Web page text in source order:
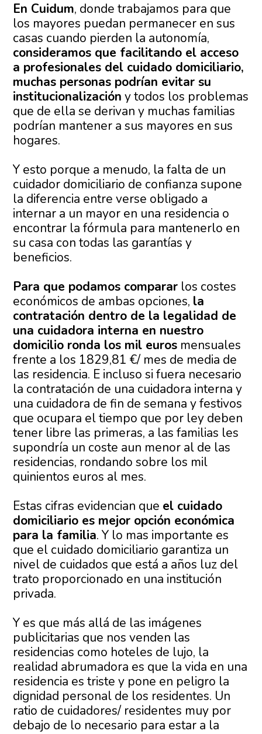
En Cuidum, donde trabajamos para que
los mayores puedan permanecer en sus
casas cuando pierden la autonomía,
consideramos que facilitando el acceso
a profesionales del cuidado domiciliario,
muchas personas podrían evitar su
institucionalización y todos los problemas
que de ella se derivan y muchas familias
podrían mantener a sus mayores en sus
hogares.
Y esto porque a menudo, la falta de un
cuidador domiciliario de confianza supone
la diferencia entre verse obligado a
internar a un mayor en una residencia o
encontrar la fórmula para mantenerlo en
su casa con todas las garantías y
beneficios.
Para que podamos comparar los costes
económicos de ambas opciones, la
contratación dentro de la legalidad de
una cuidadora interna en nuestro
domicilio ronda los mil euros mensuales
frente a los 1829,81 €/ mes de media de
las residencia. E incluso si fuera necesario
la contratación de una cuidadora interna y
una cuidadora de fin de semana y festivos
que ocupara el tiempo que por ley deben
tener libre las primeras, a las familias les
supondría un coste aun menor al de las
residencias, rondando sobre los mil
quinientos euros al mes.
Estas cifras evidencian que el cuidado
domiciliario es mejor opción económica
para la familia. Y lo mas importante es
que el cuidado domiciliario garantiza un
nivel de cuidados que está a años luz del
trato proporcionado en una institución
privada.
Y es que más allá de las imágenes
publicitarias que nos venden las
residencias como hoteles de lujo, la
realidad abrumadora es que la vida en una
residencia es triste y pone en peligro la
dignidad personal de los residentes. Un
ratio de cuidadores/ residentes muy por
debajo de lo necesario para estar a la